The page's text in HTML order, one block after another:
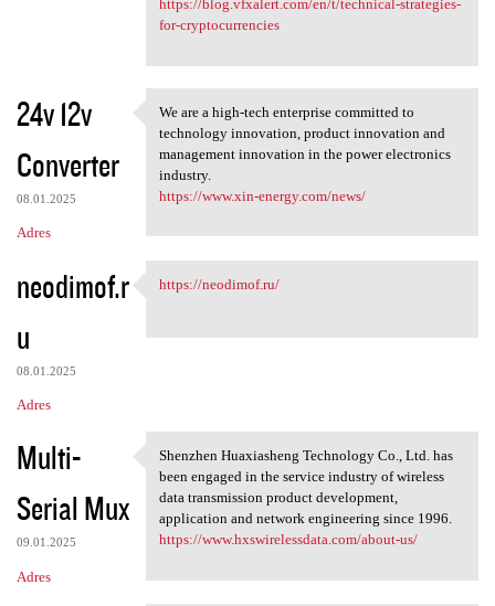
https://blog.vfxalert.com/en/t/technical-strategies-
for-cryptocurrencies
24v 12v
Converter
08.01.2025
Adres
We are a high-tech enterprise
We are a high-tech enterprise committed to
technology innovation, product innovation and
management innovation in the power electronics
industry.
https://www.xin-energy.com/news/
neodimof.r
u
08.01.2025
Adres
https://neodimof.ru/
https://neodimof.ru/
Multi-
Serial Mux
09.01.2025
Adres
Shenzhen Huaxiasheng
Shenzhen Huaxiasheng Technology Co., Ltd. has
been engaged in the service industry of wireless
data transmission product development,
application and network engineering since 1996.
https://www.hxswirelessdata.com/about-us/